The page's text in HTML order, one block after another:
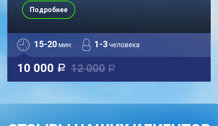
15-20мин. 1-3человека
10 000 a 12 000 a
Подробнее